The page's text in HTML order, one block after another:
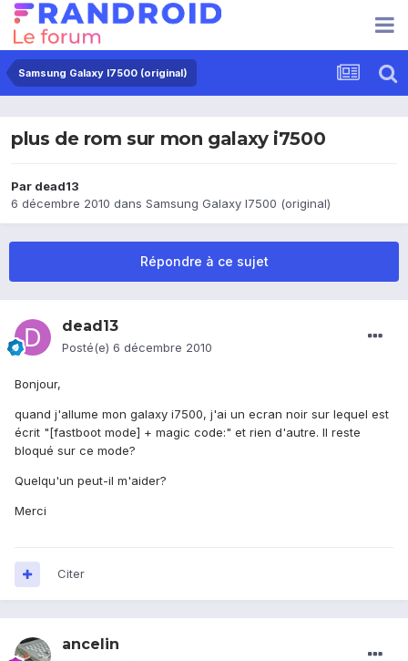
Samsung Galaxy I7500 (original)
plus de rom sur mon galaxy i7500
Par dead13
6 décembre 2010 dans Samsung Galaxy I7500 (original)
Répondre à ce sujet
dead13
Posté(e) 6 décembre 2010
Bonjour,
quand j'allume mon galaxy i7500, j'ai un ecran noir sur lequel est
écrit "[fastboot mode] + magic code:" et rien d'autre. Il reste
bloqué sur ce mode?
Quelqu'un peut-il m'aider?
Merci
Citer
ancelin